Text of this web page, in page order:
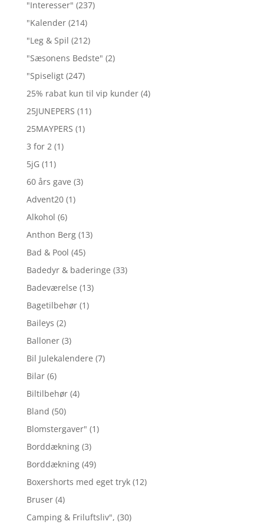
"Interesser" (237)
"Kalender (214)
"Leg & Spil (212)
"Sæsonens Bedste" (2)
"Spiseligt (247)
25% rabat kun til vip kunder (4)
25JUNEPERS (11)
25MAYPERS (1)
3 for 2 (1)
5jG (11)
60 års gave (3)
Advent20 (1)
Alkohol (6)
Anthon Berg (13)
Bad & Pool (45)
Badedyr & baderinge (33)
Badeværelse (13)
Bagetilbehør (1)
Baileys (2)
Balloner (3)
Bil Julekalendere (7)
Bilar (6)
Biltilbehør (4)
Bland (50)
Blomstergaver" (1)
Borddækning (3)
Borddækning (49)
Boxershorts med eget tryk (12)
Bruser (4)
Camping & Friluftsliv", (30)